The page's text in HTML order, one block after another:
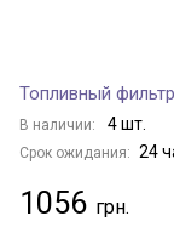
Топливный фильтр
В наличии: 4 шт.
Срок ожидания: 24
1056